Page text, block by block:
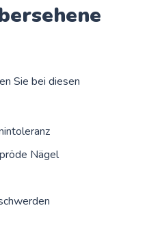
Sie bei diesen
Nägel